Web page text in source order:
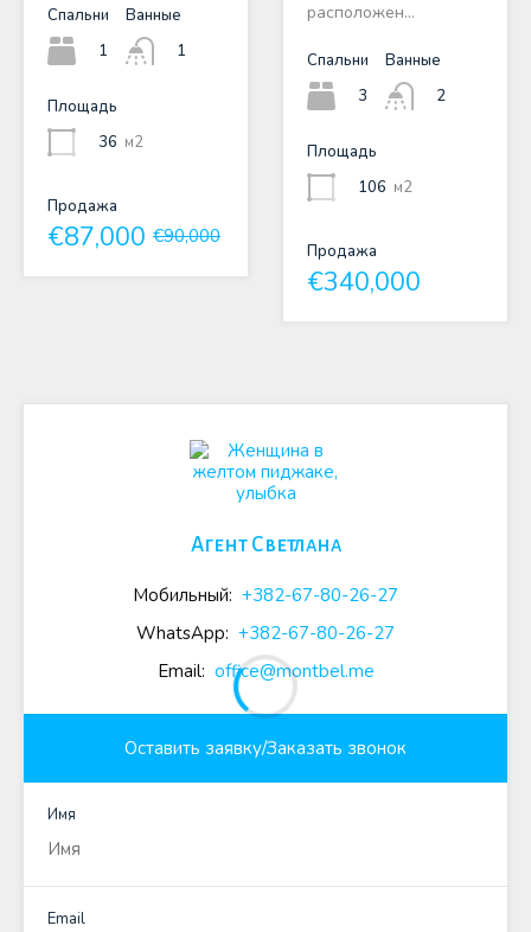
Спальни
1
Ванные
1
Площадь
36 м2
Продажа
€87,000 €90,000
расположен…
Спальни
3
Ванные
2
Площадь
106 м2
Продажа
€340,000
Агент Светлана
Мобильный: +382-67-80-26-27
WhatsApp: +382-67-80-26-27
Email: office@montbel.me
Оставить заявку/Заказать звонок
Имя
Email